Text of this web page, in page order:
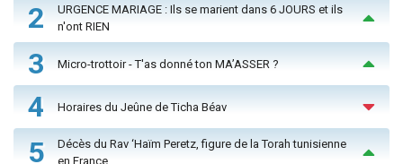
2
URGENCE MARIAGE : Ils se marient dans 6 JOURS et ils
n'ont RIEN
3 Micro-trottoir - T'as donné ton MA’ASSER ?
4 Horaires du Jeûne de Ticha Béav
5
Décès du Rav ‘Haïm Peretz, figure de la Torah tunisienne
en France